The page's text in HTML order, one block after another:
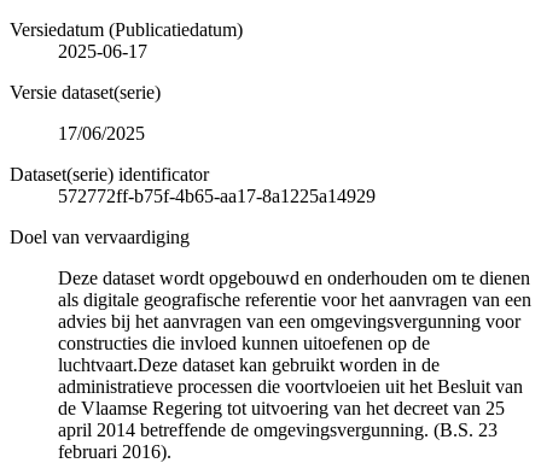
Versiedatum (Publicatiedatum)
2025-06-17
Versie dataset(serie)
17/06/2025
Dataset(serie) identificator
572772ff-b75f-4b65-aa17-8a1225a14929
Doel van vervaardiging
Deze dataset wordt opgebouwd en onderhouden om te dienen
als digitale geografische referentie voor het aanvragen van een
advies bij het aanvragen van een omgevingsvergunning voor
constructies die invloed kunnen uitoefenen op de
luchtvaart.Deze dataset kan gebruikt worden in de
administratieve processen die voortvloeien uit het Besluit van
de Vlaamse Regering tot uitvoering van het decreet van 25
april 2014 betreffende de omgevingsvergunning. (B.S. 23
februari 2016).